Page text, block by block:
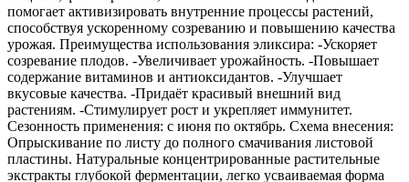
помогает активизировать внутренние процессы растений,
способствуя ускоренному созреванию и повышению качества
урожая. Преимущества использования эликсира: -Ускоряет
созревание плодов. -Увеличивает урожайность. -Повышает
содержание витаминов и антиоксидантов. -Улучшает
вкусовые качества. -Придаёт красивый внешний вид
растениям. -Стимулирует рост и укрепляет иммунитет.
Сезонность применения: с июня по октябрь. Схема внесения:
Опрыскивание по листу до полного смачивания листовой
пластины. Натуральные концентрированные растительные
экстракты глубокой ферментации, легко усваиваемая форма